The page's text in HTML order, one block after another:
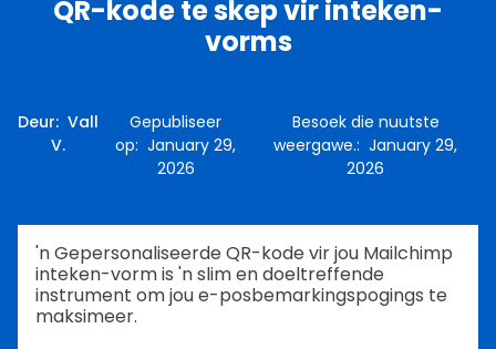
QR-kode te skep vir inteken-
vorms
Deur: Vall
V.
Gepubliseer
op:January 29,
2026
Besoek die nuutste
weergawe.:January 29,
2026
'n Gepersonaliseerde QR-kode vir jou Mailchimp
inteken-vorm is 'n slim en doeltreffende
instrument om jou e-posbemarkingspogings te
maksimeer.